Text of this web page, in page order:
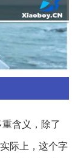
重含义，除了
际上，这个字